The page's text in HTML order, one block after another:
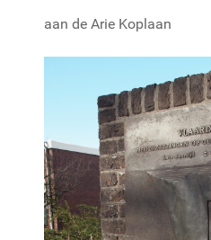
aan de Arie Koplaan